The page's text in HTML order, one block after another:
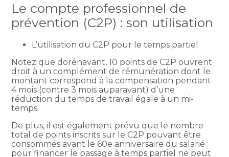
Le compte professionnel de
prévention (C2P) : son utilisation
L’utilisation du C2P pour le temps partiel
Notez que dorénavant, 10 points de C2P ouvrent
droit à un complément de rémunération dont le
montant correspond à la compensation pendant
4 mois (contre 3 mois auparavant) d’une
réduction du temps de travail égale à un mi-
temps.
De plus, il est également prévu que le nombre
total de points inscrits sur le C2P pouvant être
consommés avant le 60e anniversaire du salarié
pour financer le passage à temps partiel ne peut